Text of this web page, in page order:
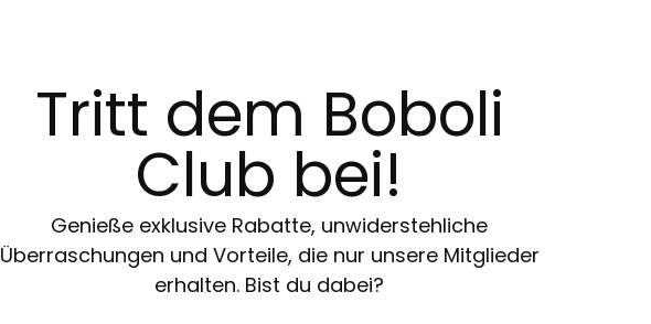
Tritt dem Boboli
Club bei!
Genieße exklusive Rabatte, unwiderstehliche
Überraschungen und Vorteile, die nur unsere Mitglieder
erhalten. Bist du dabei?